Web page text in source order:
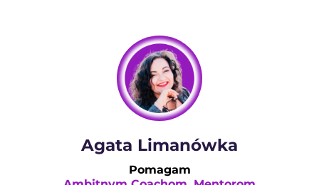
Agata Limanówka
Pomagam